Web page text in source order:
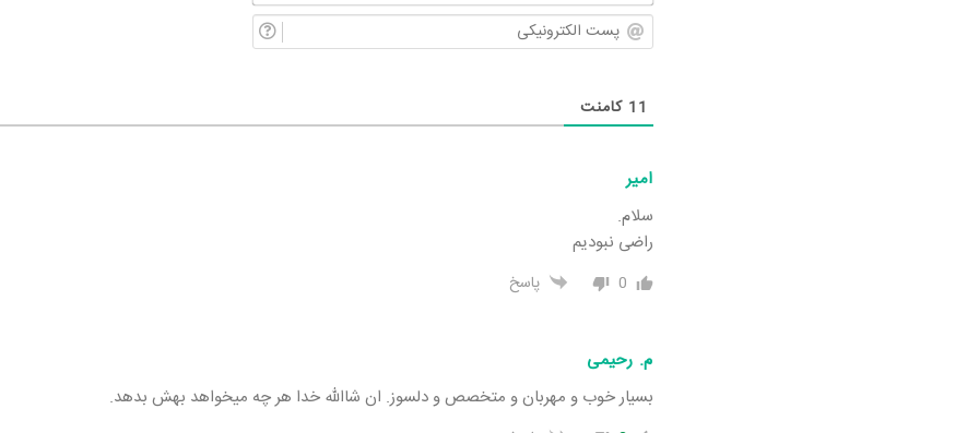
و
نام
(الزامی)*
11 کامنت
امیر
سلام.
راضی نبودیم
0 پاسخ
م. رحیمی
بسیار خوب و مهربان و متخصص و دلسوز. ان شاالله خدا هر چه میخواهد بهش بدهد.